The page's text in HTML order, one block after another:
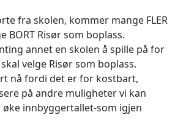
fra skolen, kommer mange FLER
BORT Risør som boplass.
annet en skolen å spille på for
velge Risør som boplass.
nå fordi det er for kostbart,
på andre muligheter vi kan
innbyggertallet-som igjen